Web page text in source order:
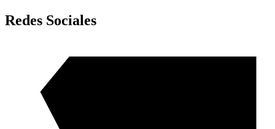
Redes Sociales